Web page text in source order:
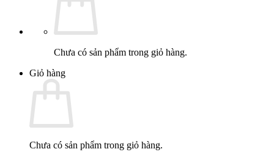
Chưa có sản phẩm trong giỏ hàng.
Giỏ hàng
Chưa có sản phẩm trong giỏ hàng.